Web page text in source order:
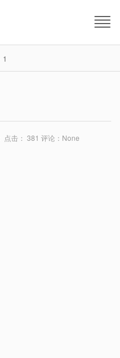
1
点击： 381 评论： None